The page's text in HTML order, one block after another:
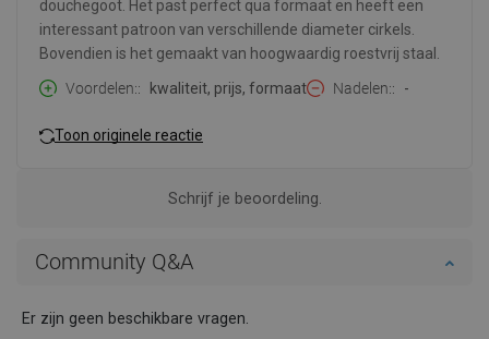
douchegoot. Het past perfect qua formaat en heeft een
interessant patroon van verschillende diameter cirkels.
Bovendien is het gemaakt van hoogwaardig roestvrij staal.
Voordelen:
kwaliteit, prijs, formaat Nadelen: -
Toon originele reactie
Schrijf je beoordeling.
Community Q&A
Er zijn geen beschikbare vragen.